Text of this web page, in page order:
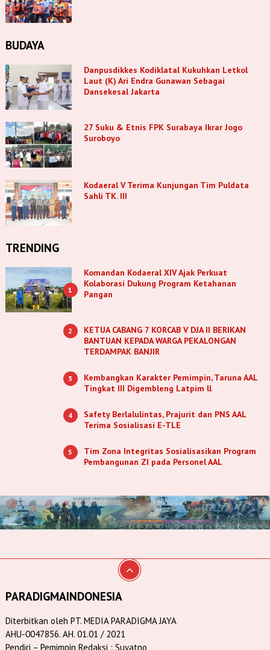
BUDAYA
Danpusdikkes Kodiklatal Kukuhkan Letkol
Laut (K) Ari Endra Gunawan Sebagai
Dansekesal Jakarta
27 Suku & Etnis FPK Surabaya Ikrar Jogo
Suroboyo
Kodaeral V Terima Kunjungan Tim Puldata
Sahli TK. III
TRENDING
1
Komandan Kodaeral XIV Ajak Perkuat
Kolaborasi Dukung Program Ketahanan
Pangan
2
KETUA CABANG 7 KORCAB V DJA II BERIKAN
BANTUAN KEPADA WARGA PEKALONGAN
TERDAMPAK BANJIR
3
Kembangkan Karakter Pemimpin, Taruna AAL
Tingkat III Digembleng Latpim ll
4
Safety Berlalulintas, Prajurit dan PNS AAL
Terima Sosialisasi E-TLE
5
Tim Zona Integritas Sosialisasikan Program
Pembangunan ZI pada Personel AAL
PARADIGMAINDONESIA
Diterbitkan oleh PT. MEDIA PARADIGMA JAYA
AHU-0047856. AH. 01.01 / 2021
Pendiri – Pemimpin Redaksi : Suyatno